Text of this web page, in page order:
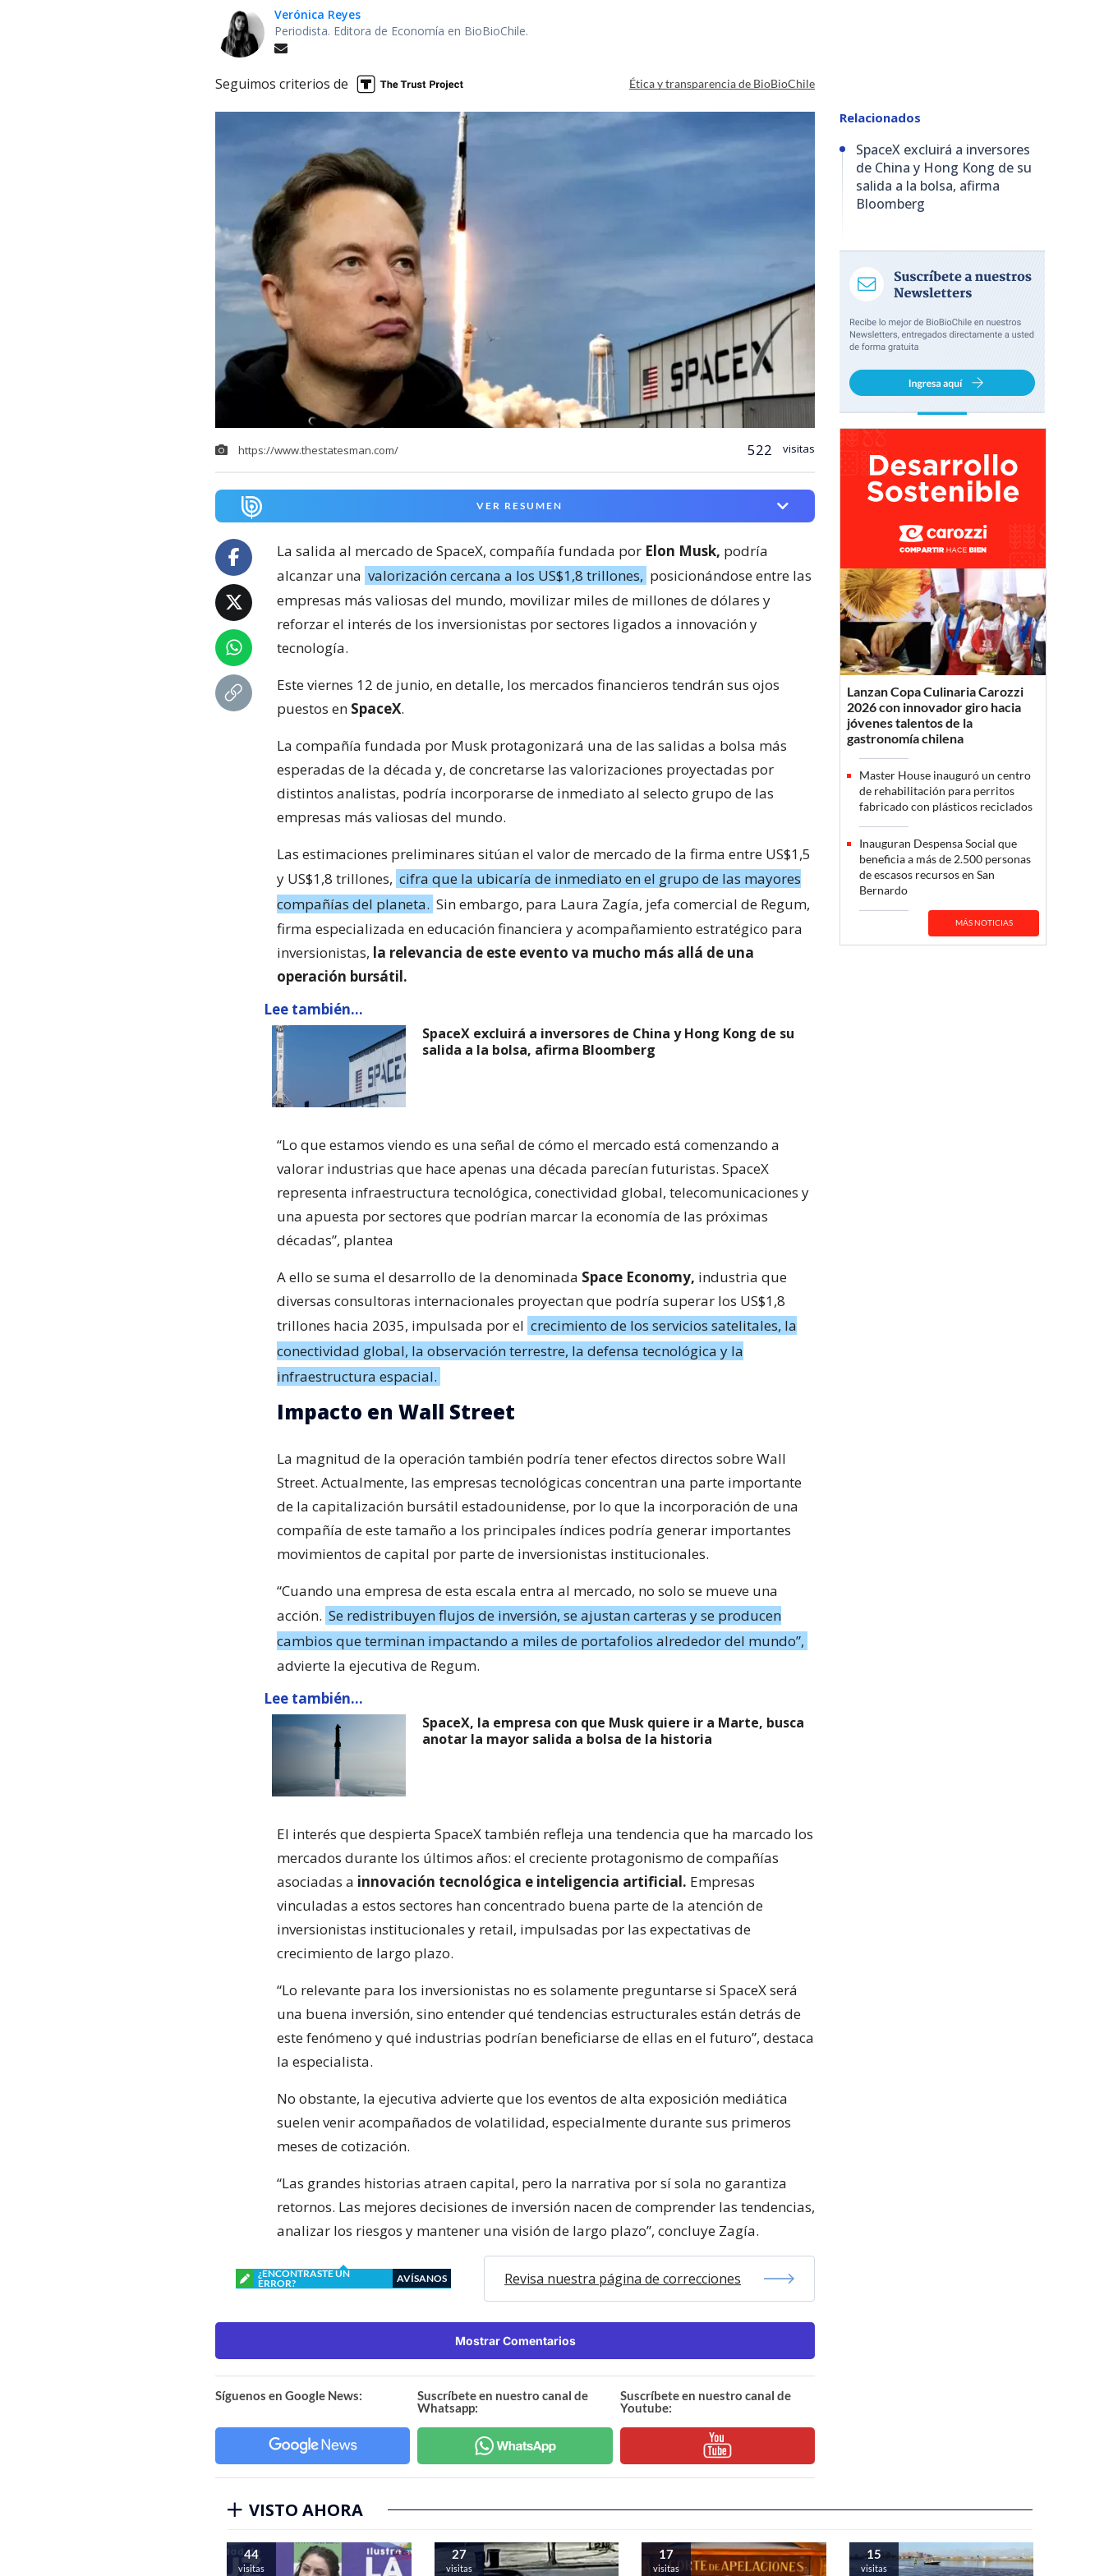
Verónica Reyes
Periodista. Editora de Economía en BioBioChile.
Seguimos criterios de Ética y transparencia de BioBioChile
https://www.thestatesman.com/ 522 visitas
VER RESUMEN
La salida al mercado de SpaceX, compañía fundada por Elon Musk, podría
alcanzar una valorización cercana a los US$1,8 trillones, posicionándose entre las
empresas más valiosas del mundo, movilizar miles de millones de dólares y
reforzar el interés de los inversionistas por sectores ligados a innovación y
tecnología.
Este viernes 12 de junio, en detalle, los mercados financieros tendrán sus ojos
puestos en SpaceX.
La compañía fundada por Musk protagonizará una de las salidas a bolsa más
esperadas de la década y, de concretarse las valorizaciones proyectadas por
distintos analistas, podría incorporarse de inmediato al selecto grupo de las
empresas más valiosas del mundo.
Las estimaciones preliminares sitúan el valor de mercado de la firma entre US$1,5
y US$1,8 trillones, cifra que la ubicaría de inmediato en el grupo de las mayores
compañías del planeta. Sin embargo, para Laura Zagía, jefa comercial de Regum,
firma especializada en educación financiera y acompañamiento estratégico para
inversionistas, la relevancia de este evento va mucho más allá de una
operación bursátil.
Lee también...
SpaceX excluirá a inversores de China y Hong Kong de su
salida a la bolsa, afirma Bloomberg
“Lo que estamos viendo es una señal de cómo el mercado está comenzando a
valorar industrias que hace apenas una década parecían futuristas. SpaceX
representa infraestructura tecnológica, conectividad global, telecomunicaciones y
una apuesta por sectores que podrían marcar la economía de las próximas
décadas”, plantea
A ello se suma el desarrollo de la denominada Space Economy, industria que
diversas consultoras internacionales proyectan que podría superar los US$1,8
trillones hacia 2035, impulsada por el crecimiento de los servicios satelitales, la
conectividad global, la observación terrestre, la defensa tecnológica y la
infraestructura espacial.
Impacto en Wall Street
La magnitud de la operación también podría tener efectos directos sobre Wall
Street. Actualmente, las empresas tecnológicas concentran una parte importante
de la capitalización bursátil estadounidense, por lo que la incorporación de una
compañía de este tamaño a los principales índices podría generar importantes
movimientos de capital por parte de inversionistas institucionales.
“Cuando una empresa de esta escala entra al mercado, no solo se mueve una
acción. Se redistribuyen flujos de inversión, se ajustan carteras y se producen
cambios que terminan impactando a miles de portafolios alrededor del mundo”,
advierte la ejecutiva de Regum.
Lee también...
SpaceX, la empresa con que Musk quiere ir a Marte, busca
anotar la mayor salida a bolsa de la historia
El interés que despierta SpaceX también refleja una tendencia que ha marcado los
mercados durante los últimos años: el creciente protagonismo de compañías
asociadas a innovación tecnológica e inteligencia artificial. Empresas
vinculadas a estos sectores han concentrado buena parte de la atención de
inversionistas institucionales y retail, impulsadas por las expectativas de
crecimiento de largo plazo.
“Lo relevante para los inversionistas no es solamente preguntarse si SpaceX será
una buena inversión, sino entender qué tendencias estructurales están detrás de
este fenómeno y qué industrias podrían beneficiarse de ellas en el futuro”, destaca
la especialista.
No obstante, la ejecutiva advierte que los eventos de alta exposición mediática
suelen venir acompañados de volatilidad, especialmente durante sus primeros
meses de cotización.
“Las grandes historias atraen capital, pero la narrativa por sí sola no garantiza
retornos. Las mejores decisiones de inversión nacen de comprender las tendencias,
analizar los riesgos y mantener una visión de largo plazo”, concluye Zagía.
¿ENCONTRASTE UN
ERROR?
AVÍSANOS Revisa nuestra página de correcciones
Mostrar Comentarios
Síguenos en Google News:
Suscríbete en nuestro canal de
Whatsapp:
Suscríbete en nuestro canal de
Youtube:
Relacionados
SpaceX excluirá a inversores
de China y Hong Kong de su
salida a la bolsa, afirma
Bloomberg
Lanzan Copa Culinaria Carozzi
2026 con innovador giro hacia
jóvenes talentos de la
gastronomía chilena
Master House inauguró un centro
de rehabilitación para perritos
fabricado con plásticos reciclados
Inauguran Despensa Social que
beneficia a más de 2.500 personas
de escasos recursos en San
Bernardo
MÁS NOTICIAS
VISTO AHORA
44
visitas
27
visitas
17
visitas
15
visitas